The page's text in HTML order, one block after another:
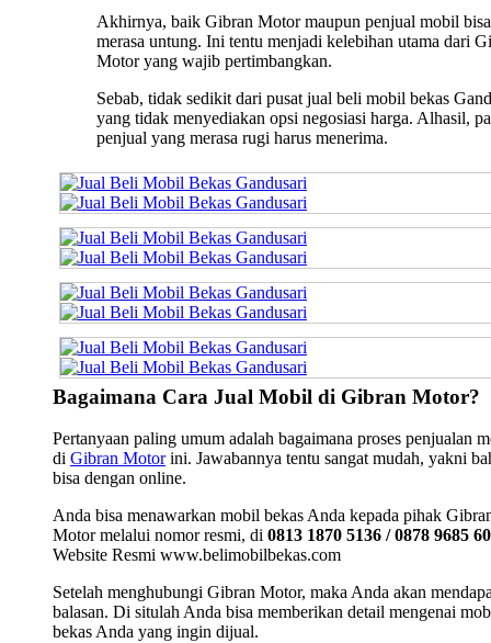
Akhirnya, baik Gibran Motor maupun penjual mobil bisa
merasa untung. Ini tentu menjadi kelebihan utama dari
Motor yang wajib pertimbangkan.
Sebab, tidak sedikit dari pusat jual beli mobil bekas
yang tidak menyediakan opsi negosiasi harga. Alhasil,
penjual yang merasa rugi harus menerima.
Bagaimana Cara Jual Mobil di Gibran Motor?
Pertanyaan paling umum adalah bagaimana proses penjualan
di Gibran Motorini. Jawabannya tentu sangat mudah, yakni
bisa dengan online.
Anda bisa menawarkan mobil bekas Anda kepada pihak
Motor melalui nomor resmi, di 0813 1870 5136 / 0878 9685
Website Resmi www.belimobilbekas.com
Setelah menghubungi Gibran Motor, maka Anda akan
balasan. Di situlah Anda bisa memberikan detail mengenai
bekas Anda yang ingin dijual.